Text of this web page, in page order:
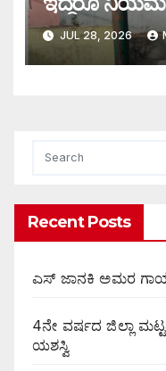
ಕಡಿವಾಣವಿಲ್ಲ
JUL 28, 2026
Recent Posts
ಎಸ್ ಜಾನಕಿ ಅಮರ
4ನೇ ವರ್ಷದ ಜಿಲ್ಲಾ
ಯಶಸ್ವಿ